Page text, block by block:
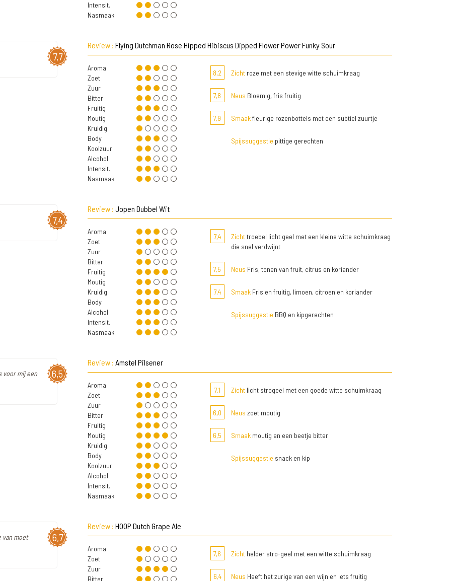
Intensit.
Nasmaak
7,7
Review : Flying Dutchman Rose Hipped Hibiscus Dipped Flower Power Funky Sour
Aroma
Zoet
Zuur
Bitter
Fruitig
Moutig
Kruidig
Body
Koolzuur
Alcohol
Intensit.
Nasmaak
8,2 Zichtroze met een stevige witte schuimkraag
7,8 Neus Bloemig, fris fruitig
7,9 Smaakfleurige rozenbottels met een subtiel zuurtje
Spijssuggestie pittige gerechten
7,4
Review : Jopen Dubbel Wit
Aroma
Zoet
Zuur
Bitter
Fruitig
Moutig
Kruidig
Body
Alcohol
Intensit.
Nasmaak
7,4 Zichttroebel licht geel met een kleine witte schuimkraag
die snel verdwijnt
7,5 Neus Fris, tonen van fruit, citrus en koriander
7,4 SmaakFris en fruitig, limoen, citroen en koriander
Spijssuggestie BBQ en kipgerechten
6,5
voor mij een
Review : Amstel Pilsener
Aroma
Zoet
Zuur
Bitter
Fruitig
Moutig
Kruidig
Body
Koolzuur
Alcohol
Intensit.
Nasmaak
7,1 Zichtlicht strogeel met een goede witte schuimkraag
6,0 Neus zoet moutig
6,5 Smaakmoutig en een beetje bitter
Spijssuggestie snack en kip
6,7
van moet
Review : HOOP Dutch Grape Ale
Aroma
Zoet
Zuur
Bitter
7,6 Zichthelder stro-geel met een witte schuimkraag
6,4 Neus Heeft het zurige van een wijn en iets fruitig